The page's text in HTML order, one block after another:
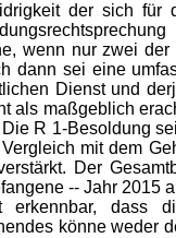
der sich
wenn nur zwei
dann sei eine
Dienst und
als maßgeblich
R 1-Besoldung
mit dem
Der
-- Jahr
dass
könne